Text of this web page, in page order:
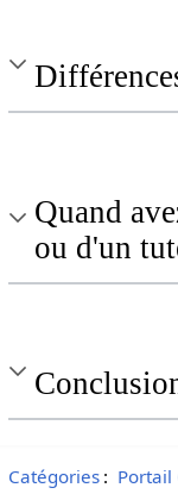
Quand
ou d'un
Catégories: Portail